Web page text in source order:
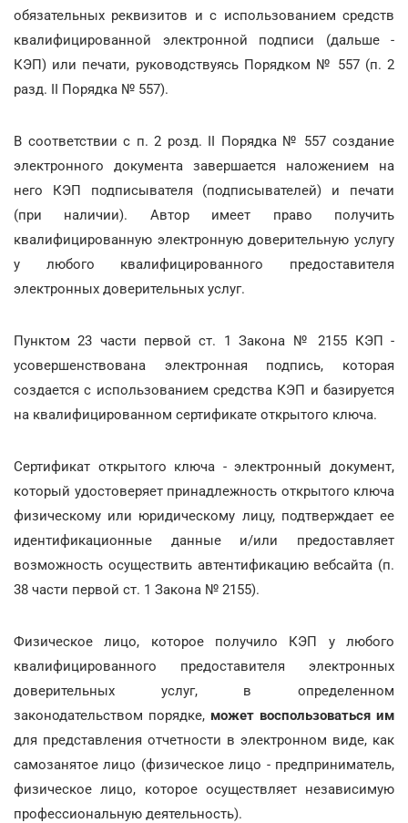
обязательных реквизитов и с использованием средств
квалифицированной электронной подписи (дальше -
КЭП) или печати, руководствуясь Порядком № 557 (п. 2
разд. II Порядка № 557).
В соответствии с п. 2 розд. II Порядка № 557 создание
электронного документа завершается наложением на
него КЭП подписывателя (подписывателей) и печати
(при наличии). Автор имеет право получить
квалифицированную электронную доверительную услугу
у любого квалифицированного предоставителя
электронных доверительных услуг.
Пунктом 23 части первой ст. 1 Закона № 2155 КЭП -
усовершенствована электронная подпись, которая
создается с использованием средства КЭП и базируется
на квалифицированном сертификате открытого ключа.
Сертификат открытого ключа - электронный документ,
который удостоверяет принадлежность открытого ключа
физическому или юридическому лицу, подтверждает ее
идентификационные данные и/или предоставляет
возможность осуществить автентификацию вебсайта (п.
38 части первой ст. 1 Закона № 2155).
Физическое лицо, которое получило КЭП у любого
квалифицированного предоставителя электронных
доверительных услуг, в определенном
законодательством порядке, может воспользоваться им
для представления отчетности в электронном виде, как
самозанятое лицо (физическое лицо - предприниматель,
физическое лицо, которое осуществляет независимую
профессиональную деятельность).